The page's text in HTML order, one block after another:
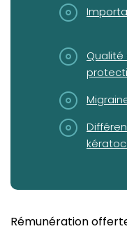
(opens
(opens
(opens
(opens
Rémunération